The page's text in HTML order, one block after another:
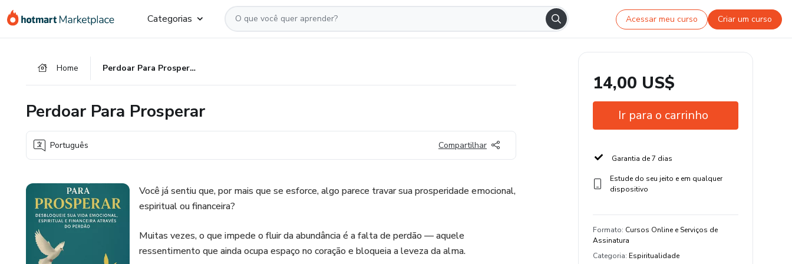
para
para
para
Categorias Acessar meu curso Criar um curso
Home Perdoar Para Prosperar
Perdoar Para Prosperar
Português Compartilhar
Você já sentiu que, por mais que se esforce, algo parece travar sua prosperidade emocional,
espiritual ou financeira?
Muitas vezes, o que impede o fluir da abundância é a falta de perdão — aquele
ressentimento que ainda ocupa espaço no coração e bloqueia a leveza da alma.
14,00 US$
Ir para o carrinho
Garantia de 7 dias
Estude do seu jeito e em qualquer
dispositivo
Formato: Cursos Online e Serviços de
Assinatura
Categoria: Espiritualidade